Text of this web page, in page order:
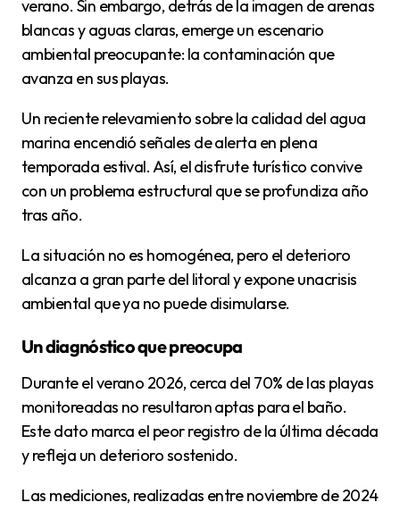
verano. Sin embargo, detrás de la imagen de arenas
blancas y aguas claras, emerge un escenario
ambiental preocupante: la contaminación que
avanza en sus playas.
Un reciente relevamiento sobre la calidad del agua
marina encendió señales de alerta en plena
temporada estival. Así, el disfrute turístico convive
con un problema estructural que se profundiza año
tras año.
La situación no es homogénea, pero el deterioro
alcanza a gran parte del litoral y expone unacrisis
ambiental que ya no puede disimularse.
Un diagnóstico que preocupa
Durante el verano 2026, cerca del 70% de las playas
monitoreadas no resultaron aptas para el baño.
Este dato marca el peor registro de la última década
y refleja un deterioro sostenido.
Las mediciones, realizadas entre noviembre de 2024